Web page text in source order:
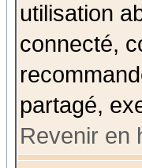
utilisation
connecté,
partagé,
Revenir en